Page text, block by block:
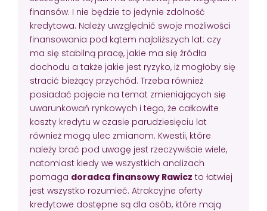
finansów. I nie będzie to jedynie zdolność
kredytowa. Należy uwzględnić swoje możliwości
finansowania pod kątem najbliższych lat: czy
ma się stabilną pracę, jakie ma się źródła
dochodu a także jakie jest ryzyko, iż mogłoby się
stracić bieżący przychód. Trzeba również
posiadać pojęcie na temat zmieniających się
uwarunkowań rynkowych i tego, że całkowite
koszty kredytu w czasie parudziesięciu lat
również mogą ulec zmianom. Kwestii, które
należy brać pod uwagę jest rzeczywiście wiele,
natomiast kiedy we wszystkich analizach
pomaga doradca finansowy Rawicz to łatwiej
jest wszystko rozumieć. Atrakcyjne oferty
kredytowe dostępne są dla osób, które mają